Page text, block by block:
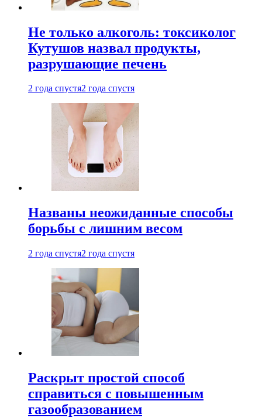
Не только алкоголь: токсиколог
Кутушов назвал продукты,
разрушающие печень
2 года спустя2 года спустя
Названы неожиданные способы
борьбы с лишним весом
2 года спустя2 года спустя
Раскрыт простой способ
справиться с повышенным
газообразованием